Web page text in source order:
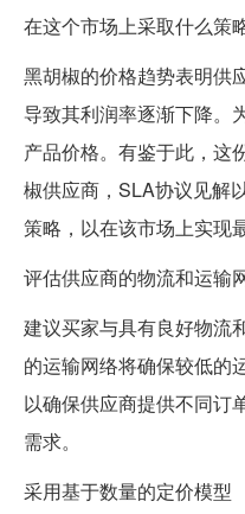
在这个市场上采取什么策
黑胡椒的价格趋势表明供
导致其利润率逐渐下降。
产品价格。有鉴于此，这
椒供应商，SLA协议见解
策略，以在该市场上实现
评估供应商的物流和运输
建议买家与具有良好物流
的运输网络将确保较低的
以确保供应商提供不同订
需求。
采用基于数量的定价模型